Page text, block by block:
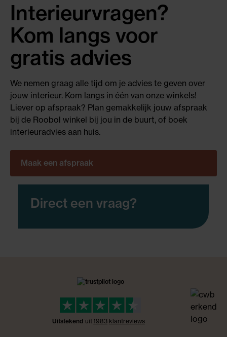
Interieurvragen?
Kom langs voor
gratis advies
We nemen graag alle tijd om je advies te geven over
jouw interieur. Kom langs in één van onze winkels!
Liever op afspraak? Plan gemakkelijk jouw afspraak
bij de Roobol winkel bij jou in de buurt, of boek
interieuradvies aan huis.
Maak een afspraak
Direct een vraag?
Uitstekend uit 1983 klantreviews